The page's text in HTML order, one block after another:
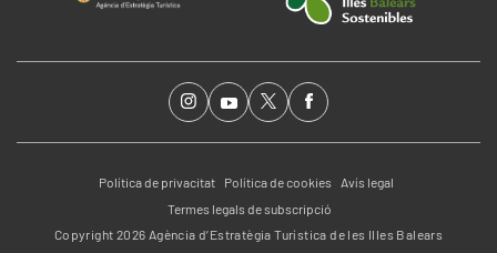
Política de privacitat Política de cookies
Avís legal
Termes legals de subscripció
Copyright 2026 Agència d’Estratègia Turística de les Illes Balears